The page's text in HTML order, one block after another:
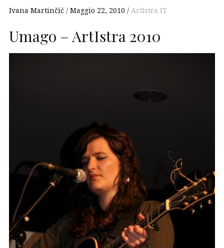
Ivana Martinčić Maggio 22, 2010 ArtIstra IT
Umago – ArtIstra 2010